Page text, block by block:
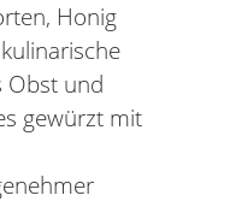
Honig
Obst und
gewürzt mit